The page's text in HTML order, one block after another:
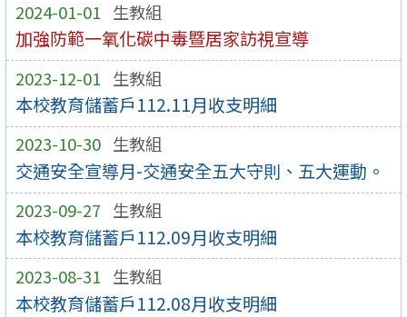
2024-01-01 生教組
加強防範一氧化碳中毒暨居家訪視宣導
2023-12-01 生教組
本校教育儲蓄戶112.11月收支明細
2023-10-30 生教組
交通安全宣導月-交通安全五大守則、五大運動。
2023-09-27 生教組
本校教育儲蓄戶112.09月收支明細
2023-08-31 生教組
本校教育儲蓄戶112.08月收支明細